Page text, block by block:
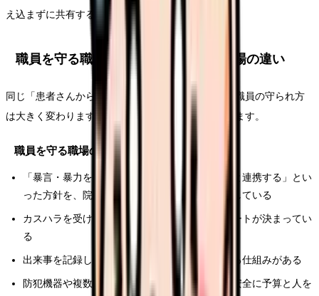
え込まずに共有することが大切です。
職員を守る職場・守る仕組みが弱い職場の違い
同じ「患者さんからのクレームが多い職場」でも、職員の守られ方
は大きく変わります。違いを生むポイントを整理します。
職員を守る職場の特徴
「暴言・暴力を許さない」「悪質な場合は警察と連携する」とい
った方針を、院内掲示などで患者・家族に明示している
カスハラを受けたときの相談窓口と、報告のルートが決まってい
る
出来事を記録し、組織として事実確認・対応する仕組みがある
防犯機器や複数名での訪問・対応など、現場の安全に予算と人を